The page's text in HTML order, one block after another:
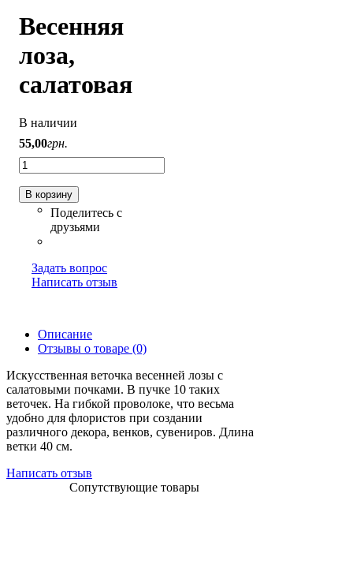
Весенняя
лоза,
салатовая
В наличии
55,00грн.
В корзину
Задать вопрос
Написать отзыв
Описание
Отзывы о товаре (0)
Искусственная веточка весенней лозы с
салатовыми почками. В пучке 10 таких
веточек. На гибкой проволоке, что весьма
удобно для флористов при создании
различного декора, венков, сувениров. Длина
ветки 40 см.
Написать отзыв
Сопутствующие товары